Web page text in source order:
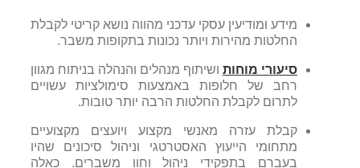
מידע ומודיעין עסקי עדכני מהווה נושא קריטי לקבלת
החלטות מהירות ויותר נכונות בתקופות משבר.
סיעורי מוחות ושיתוף מנהלים והנהלה בניתוח מגוון
רחב של חלופות באמצעות סימולציות עשויים
לתרום לקבלת החלטות הרבה יותר טובות.
קבלת עזרה מאנשי מקצוע ויועצים מקצועיים
מתחומי הייעוץ האסטרטגי וניהול סיכונים שהיו
בעברם בתפקידי ניהול וחוו משברים. כאלה